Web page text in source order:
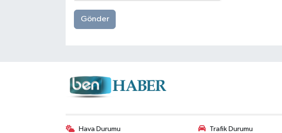
Gönder
Hava Durumu Trafik Durumu